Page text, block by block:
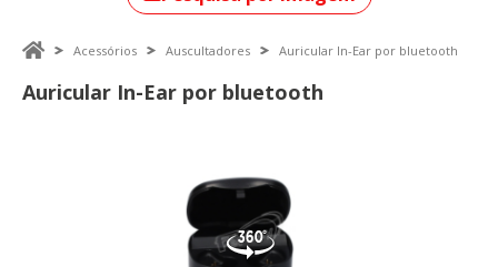
Acessórios Auscultadores Auricular In-Ear por bluetooth
Auricular In-Ear por bluetooth